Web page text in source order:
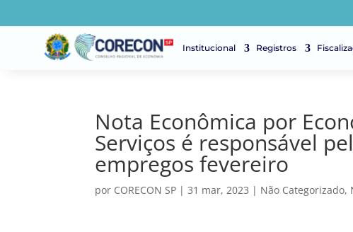
Institucional Registros
Nota Econômica por
Serviços é responsável
empregos fevereiro
por CORECON SP |31 mar, 2023 | Não Categorizado,